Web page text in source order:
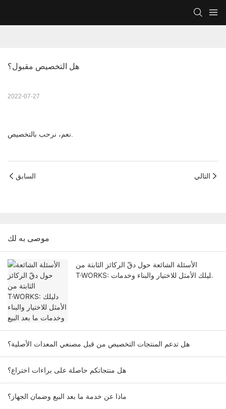
هل التخصيص مقبول؟
2022-07-27
نعم، نرحب بالتخصيص.
السابق التالي
موصى به لك
الأسئلة الشائعة حول دقّ الركائز الثابتة من
T·WORKS: دليلك الأمثل للاختيار والبناء وخدمات
هل تدعم المنتجات التخصيص من قبل مصنعي المعدات الأصلية؟
هل منتجاتكم حاصلة على براءات اختراع؟
ماذا عن خدمة ما بعد البيع وضمان الجهاز؟